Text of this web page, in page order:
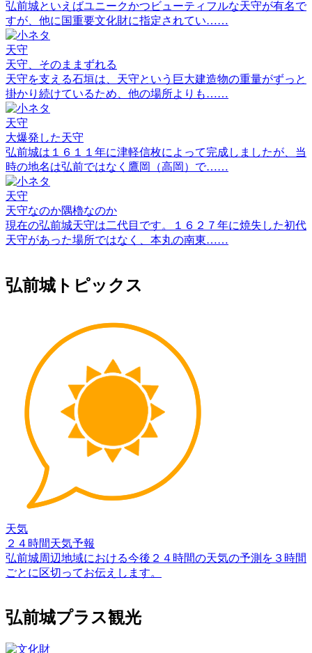
弘前城といえばユニークかつビューティフルな天守が有名で
すが、他に国重要文化財に指定されてい……
天守
天守、そのままずれる
天守を支える石垣は、天守という巨大建造物の重量がずっと
掛かり続けているため、他の場所よりも……
天守
大爆発した天守
弘前城は１６１１年に津軽信枚によって完成しましたが、当
時の地名は弘前ではなく鷹岡（高岡）で……
天守
天守なのか隅櫓なのか
現在の弘前城天守は二代目です。１６２７年に焼失した初代
天守があった場所ではなく、本丸の南東……
弘前城トピックス
天気
２４時間天気予報
弘前城周辺地域における今後２４時間の天気の予測を３時間
ごとに区切ってお伝えします。
弘前城プラス観光